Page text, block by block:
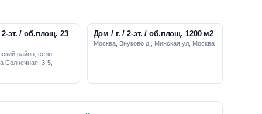
район, село
Солнечная, 3-5,
Дом / г. / 2-эт. / об.площ. 1200 м2
Москва, Внуково д., Минская ул, Москва